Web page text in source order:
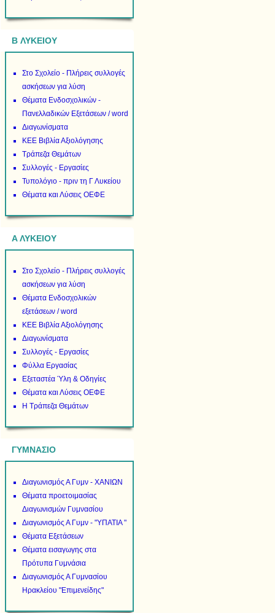
B ΛΥΚΕΙΟΥ
Στο Σχολείο - Πλήρεις συλλογές
ασκήσεων για λύση
Θέματα Ενδοσχολικών -
Πανελλαδικών Εξετάσεων / word
Διαγωνίσματα
ΚΕΕ Βιβλία Αξιολόγησης
Τράπεζα Θεμάτων
Συλλογές - Εργασίες
Τυπολόγιο - πριν τη Γ Λυκείου
Θέματα και Λύσεις ΟΕΦΕ
Α ΛΥΚΕΙΟΥ
Στο Σχολείο - Πλήρεις συλλογές
ασκήσεων για λύση
Θέματα Ενδοσχολικών
εξετάσεων / word
ΚΕΕ Βιβλία Αξιολόγησης
Διαγωνίσματα
Συλλογές - Εργασίες
Φύλλα Εργασίας
Εξεταστέα Ύλη & Οδηγίες
Θέματα και Λύσεις ΟΕΦΕ
Η Τράπεζα Θεμάτων
ΓΥΜΝΑΣΙΟ
Διαγωνισμός Α Γυμν - ΧΑΝΙΩΝ
Θέματα προετοιμασίας
Διαγωνισμών Γυμνασίου
Διαγωνισμός Α Γυμν - "ΥΠΑΤΙΑ "
Θέματα Εξετάσεων
Θέματα εισαγωγης στα
Πρότυπα Γυμνάσια
Διαγωνισμός Α Γυμνασίου
Ηρακλείου "Επιμενείδης"